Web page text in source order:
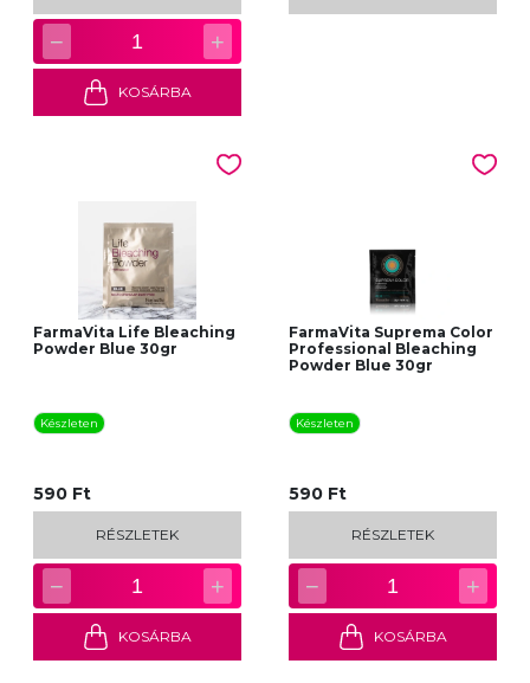
− 1 +
KOSÁRBA
FarmaVita Life Bleaching
Powder Blue 30gr
Készleten
590 Ft
RÉSZLETEK
− 1 +
KOSÁRBA
FarmaVita Suprema Color
Professional Bleaching
Powder Blue 30gr
Készleten
590 Ft
RÉSZLETEK
− 1 +
KOSÁRBA